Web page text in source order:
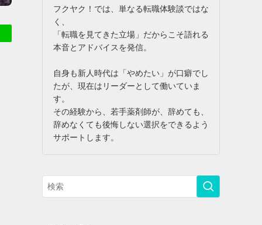
フクヤク！では、単なる転職体験談ではな
く、
「転職を見てきた立場」だからこそ語れる
本音とアドバイスを発信。
自身も新人時代は「やめたい」が口癖でし
たが、現在はリーダーとして働いていま
す。
その経験から、若手薬剤師が、辞めても、
辞めなくても後悔しない選択をできるよう
サポートします。